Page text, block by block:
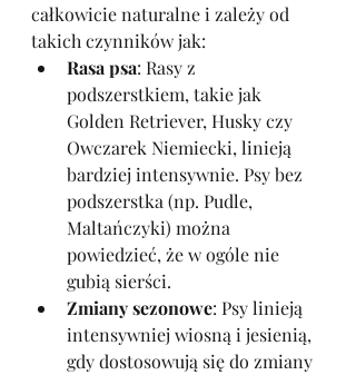
całkowicie naturalne i zależy od
takich czynników jak:
Rasa psa: Rasy z
podszerstkiem, takie jak
Golden Retriever, Husky czy
Owczarek Niemiecki, linieją
bardziej intensywnie. Psy bez
podszerstka (np. Pudle,
Maltańczyki) można
powiedzieć, że w ogóle nie
gubią sierści.
Zmiany sezonowe: Psy linieją
intensywniej wiosną i jesienią,
gdy dostosowują się do zmiany